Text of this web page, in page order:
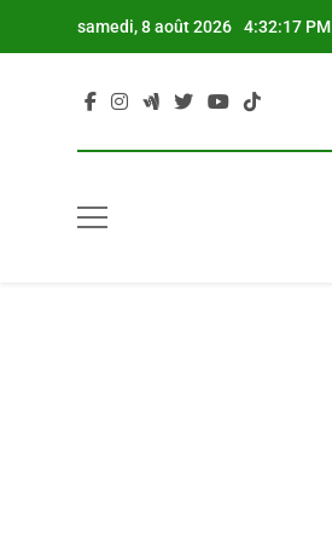
samedi, 8 août 2026 4:32:18 PM